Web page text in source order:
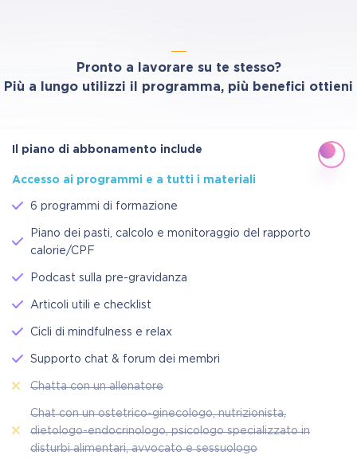
Pronto a lavorare su te stesso?
Più a lungo utilizzi il programma, più benefici ottieni
Il piano di abbonamento include
Accesso ai programmi e a tutti i materiali
6 programmi di formazione
Piano dei pasti, calcolo e monitoraggio del rapporto
calorie/CPF
Podcast sulla pre-gravidanza
Articoli utili e checklist
Cicli di mindfulness e relax
Supporto chat & forum dei membri
Chatta con un allenatore
Chat con un ostetrico-ginecologo, nutrizionista,
dietologo-endocrinologo, psicologo specializzato in
disturbi alimentari, avvocato e sessuologo